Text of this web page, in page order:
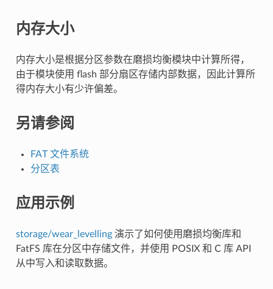
内存大小
内存大小是根据分区参数在磨损均衡模块中计算所得，
由于模块使用 flash 部分扇区存储内部数据，因此计算所
得内存大小有少许偏差。
另请参阅
FAT 文件系统
分区表
应用示例
storage/wear_levelling演示了如何使用磨损均衡库和
FatFS 库在分区中存储文件，并使用 POSIX 和 C 库 API
从中写入和读取数据。